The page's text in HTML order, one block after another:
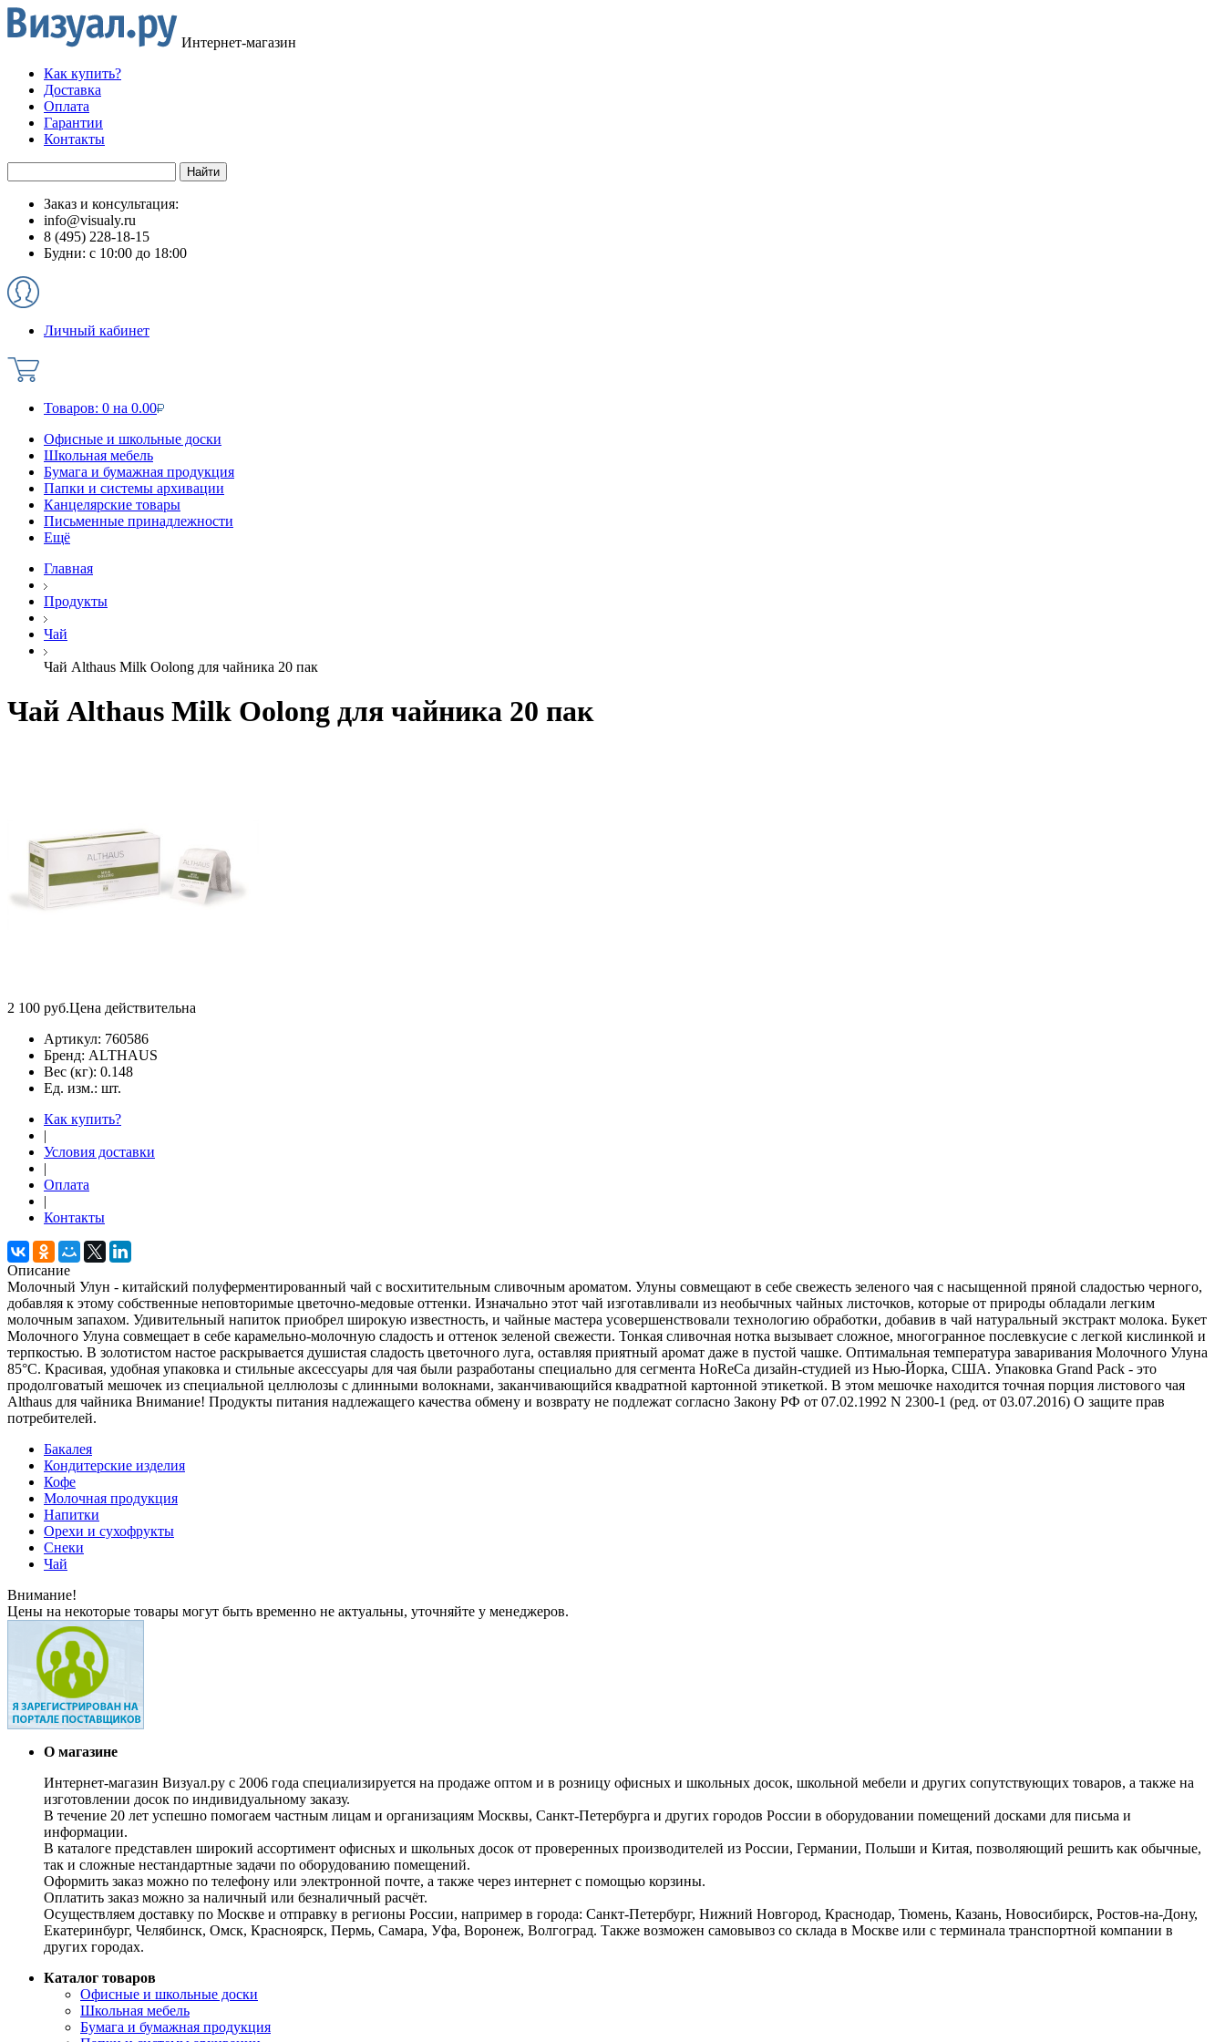
Интернет-магазин
Как купить?
Доставка
Оплата
Гарантии
Контакты
Заказ и консультация:
info@visualy.ru
8 (495) 228-18-15
Будни: с 10:00 до 18:00
Личный кабинет
Товаров: 0 на 0.00
Офисные и школьные доски
Школьная мебель
Бумага и бумажная продукция
Папки и системы архивации
Канцелярские товары
Письменные принадлежности
Ещё
Главная
Продукты
Чай
Чай Althaus Milk Oolong для чайника 20 пак
Чай Althaus Milk Oolong для чайника 20 пак
2 100 руб.Цена действительна
Артикул: 760586
Бренд: ALTHAUS
Вес (кг): 0.148
Ед. изм.: шт.
Как купить?
|
Условия доставки
|
Оплата
|
Контакты
Описание
Молочный Улун - китайский полуферментированный чай с восхитительным сливочным ароматом. Улуны совмещают в себе свежесть зеленого чая с насыщенной пряной сладостью черного,
добавляя к этому собственные неповторимые цветочно-медовые оттенки. Изначально этот чай изготавливали из необычных чайных листочков, которые от природы обладали легким
молочным запахом. Удивительный напиток приобрел широкую известность, и чайные мастера усовершенствовали технологию обработки, добавив в чай натуральный экстракт молока. Букет
Молочного Улуна совмещает в себе карамельно-молочную сладость и оттенок зеленой свежести. Тонкая сливочная нотка вызывает сложное, многогранное послевкусие с легкой кислинкой и
терпкостью. В золотистом настое раскрывается душистая сладость цветочного луга, оставляя приятный аромат даже в пустой чашке. Оптимальная температура заваривания Молочного Улуна
85°С. Красивая, удобная упаковка и стильные аксессуары для чая были разработаны специально для сегмента HoReCa дизайн-студией из Нью-Йорка, США. Упаковка Grand Pack - это
продолговатый мешочек из специальной целлюлозы с длинными волокнами, заканчивающийся квадратной картонной этикеткой. В этом мешочке находится точная порция листового чая
Althaus для чайника Внимание! Продукты питания надлежащего качества обмену и возврату не подлежат согласно Закону РФ от 07.02.1992 N 2300-1 (ред. от 03.07.2016) О защите прав
потребителей.
Бакалея
Кондитерские изделия
Кофе
Молочная продукция
Напитки
Орехи и сухофрукты
Снеки
Чай
Внимание!
Цены на некоторые товары могут быть временно не актуальны, уточняйте у менеджеров.
О магазине
Интернет-магазин Визуал.ру с 2006 года специализируется на продаже оптом и в розницу офисных и школьных досок, школьной мебели и других сопутствующих товаров, а также на
изготовлении досок по индивидуальному заказу.
В течение 20 лет успешно помогаем частным лицам и организациям Москвы, Санкт-Петербурга и других городов России в оборудовании помещений досками для письма и
информации.
В каталоге представлен широкий ассортимент офисных и школьных досок от проверенных производителей из России, Германии, Польши и Китая, позволяющий решить как обычные,
так и сложные нестандартные задачи по оборудованию помещений.
Оформить заказ можно по телефону или электронной почте, а также через интернет с помощью корзины.
Оплатить заказ можно за наличный или безналичный расчёт.
Осуществляем доставку по Москве и отправку в регионы России, например в города: Санкт-Петербург, Нижний Новгород, Краснодар, Тюмень, Казань, Новосибирск, Ростов-на-Дону,
Екатеринбург, Челябинск, Омск, Красноярск, Пермь, Самара, Уфа, Воронеж, Волгоград. Также возможен самовывоз со склада в Москве или с терминала транспортной компании в
других городах.
Каталог товаров
Офисные и школьные доски
Школьная мебель
Бумага и бумажная продукция